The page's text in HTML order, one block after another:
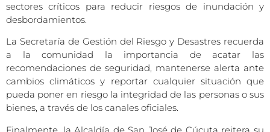
sectores críticos para reducir riesgos de inundación y
desbordamientos.
La Secretaría de Gestión del Riesgo y Desastres recuerda
a la comunidad la importancia de acatar las
recomendaciones de seguridad, mantenerse alerta ante
cambios climáticos y reportar cualquier situación que
pueda poner en riesgo la integridad de las personas o sus
bienes, a través de los canales oficiales.